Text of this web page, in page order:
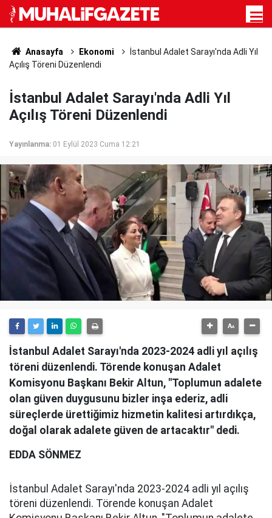
Anasayfa Ekonomi
İstanbul Adalet Sarayı'nda Adli Yıl
Açılış Töreni Düzenlendi
İstanbul Adalet Sarayı'nda Adli Yıl
Açılış Töreni Düzenlendi
Yayınlanma: 01 Eylül 2023 Cuma 12:21
İstanbul Adalet Sarayı'nda 2023-2024 adli yıl açılış
töreni düzenlendi. Törende konuşan Adalet
Komisyonu Başkanı Bekir Altun, "Toplumun adalete
olan güven duygusunu bizler inşa ederiz, adli
süreçlerde ürettiğimiz hizmetin kalitesi artırdıkça,
doğal olarak adalete güven de artacaktır" dedi.
EDDA SÖNMEZ
İstanbul Adalet Sarayı'nda 2023-2024 adli yıl açılış
töreni düzenlendi. Törende konuşan Adalet